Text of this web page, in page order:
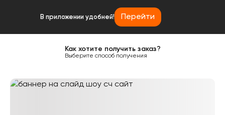
В приложении удобней! Перейти
Как хотите получить заказ?
Выберите способ получения